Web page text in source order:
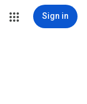
Sign in